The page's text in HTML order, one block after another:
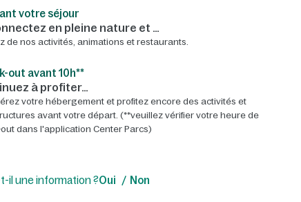
votre séjour
en pleine nature et …
de nos activités, animations et restaurants.
out avant 10h**
à profiter…
votre hébergement et profitez encore des activités et
avant votre départ. (**veuillez vérifier votre heure de
dans l'application Center Parcs)
il une information ?Oui Non